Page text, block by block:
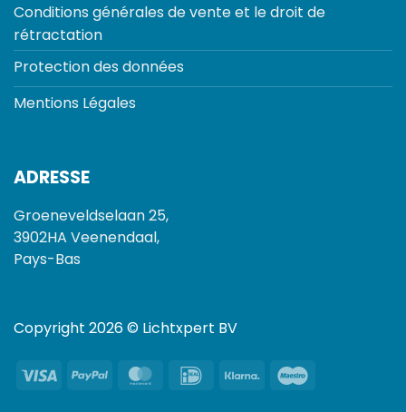
Conditions générales de vente et le droit de
rétractation
Protection des données
Mentions Légales
ADRESSE
Groeneveldselaan 25,
3902HA Veenendaal,
Pays-Bas
Copyright 2026 © Lichtxpert BV
Visa PayPal MasterCard
IDeal Klarna